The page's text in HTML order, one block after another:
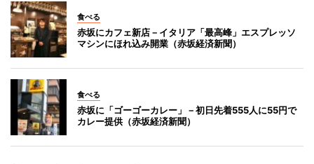
食べる
赤坂にカフェ新店－イタリア「最高峰」エスプレッソ
マシンにほれ込み開業（赤坂経済新聞）
食べる
赤坂に「ゴーゴーカレー」－初日先着555人に55円で
カレー提供（赤坂経済新聞）